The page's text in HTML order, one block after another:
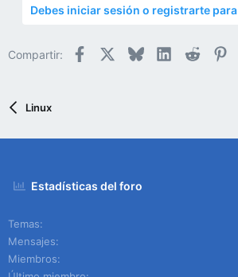
Debes iniciar sesión o registrarte
Compartir: Facebook BlueskyLinkedIn
Reddit
Linux
Estadísticas del foro
Temas
Mensajes
Miembros